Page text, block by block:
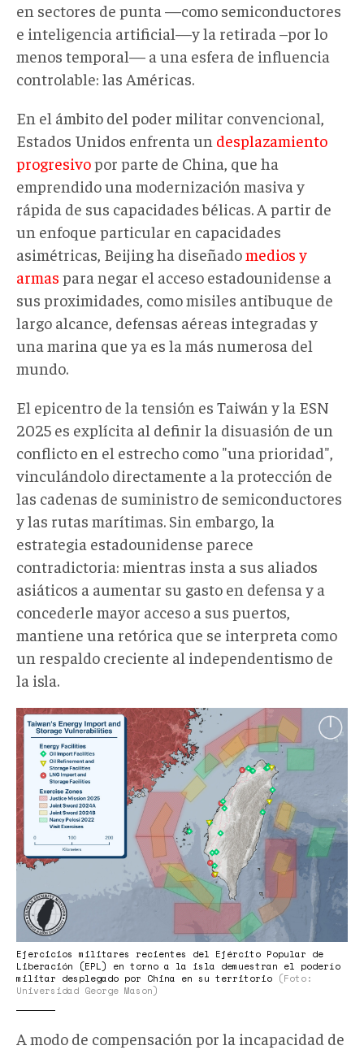
en sectores de punta —como semiconductores
e inteligencia artificial—y la retirada –por lo
menos temporal— a una esfera de influencia
controlable: las Américas.
En el ámbito del poder militar convencional,
Estados Unidos enfrenta un desplazamiento
progresivopor parte de China, que ha
emprendido una modernización masiva y
rápida de sus capacidades bélicas. A partir de
un enfoque particular en capacidades
asimétricas, Beijing ha diseñadomedios y
armas para negar el acceso estadounidense a
sus proximidades, como misiles antibuque de
largo alcance, defensas aéreas integradas y
una marina que ya es la más numerosa del
mundo.
El epicentro de la tensión es Taiwán y la ESN
2025 es explícita al definir la disuasión de un
conflicto en el estrecho como "una prioridad",
vinculándolo directamente a la protección de
las cadenas de suministro de semiconductores
y las rutas marítimas. Sin embargo, la
estrategia estadounidense parece
contradictoria: mientras insta a sus aliados
asiáticos a aumentar su gasto en defensa y a
concederle mayor acceso a sus puertos,
mantiene una retórica que se interpreta como
un respaldo creciente al independentismo de
la isla.
ejercicios
China.jpg
Ejercicios militares recientes del Ejército Popular de
Liberación (EPL) en torno a la isla demuestran el poderío
militar desplegado por China en su territorio (Foto:
Universidad George Mason)
A modo de compensación por la incapacidad de